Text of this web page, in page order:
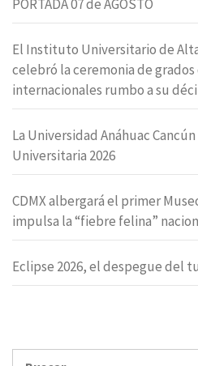
PORTADA 07 de AGOSTO
El Instituto Universitario de
celebró la ceremonia de grados
internacionales rumbo a su
La Universidad Anáhuac
Universitaria 2026
CDMX albergará el primer
impulsa la “fiebre felina”
Eclipse 2026, el despegue del